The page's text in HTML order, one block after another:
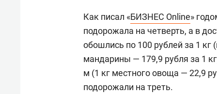
Как писал «БИЗНЕС Online»
подорожала на четверть, а в
обошлись по 100 рублей за 1
мандарины — 179,9 рубля за 1
м (1 кг местного овоща — 22,9
подорожали на треть.